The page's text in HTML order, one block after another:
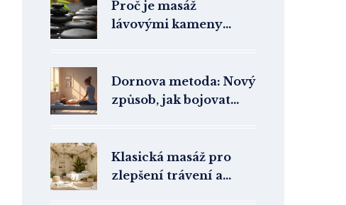
Proč je masáž
lávovými kameny
Dornova metoda: Nový
způsob, jak bojovat
Klasická masáž pro
zlepšení trávení a